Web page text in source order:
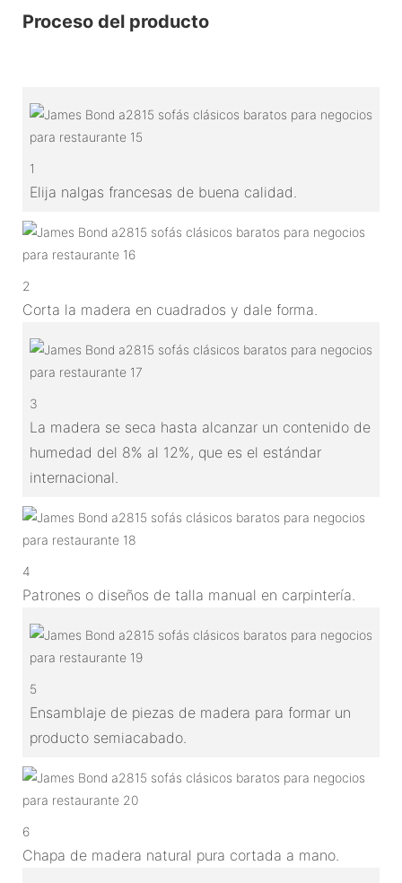
Proceso del producto
1
Elija nalgas francesas de buena calidad.
2
Corta la madera en cuadrados y dale forma.
3
La madera se seca hasta alcanzar un contenido de
humedad del 8% al 12%, que es el estándar
internacional.
4
Patrones o diseños de talla manual en carpintería.
5
Ensamblaje de piezas de madera para formar un
producto semiacabado.
6
Chapa de madera natural pura cortada a mano.